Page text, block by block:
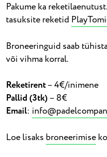
Pakume ka
tasuksite reketid
Broneeringuid saab
või vihma korral.
Reketirent– 4€/inimene
Pallid (3tk)– 8€
Email:
Loe lisaks broneerimise